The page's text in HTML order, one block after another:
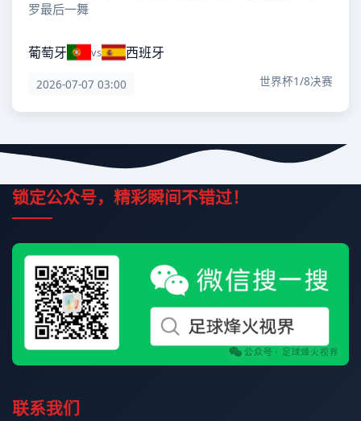
罗最后一舞
葡萄牙 vs 西班牙
2026-07-07 03:00 世界杯1/8决赛
锁定公众号，精彩瞬间不错过！
联系我们